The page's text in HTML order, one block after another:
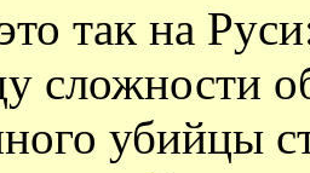
так на
сложности
убийцы